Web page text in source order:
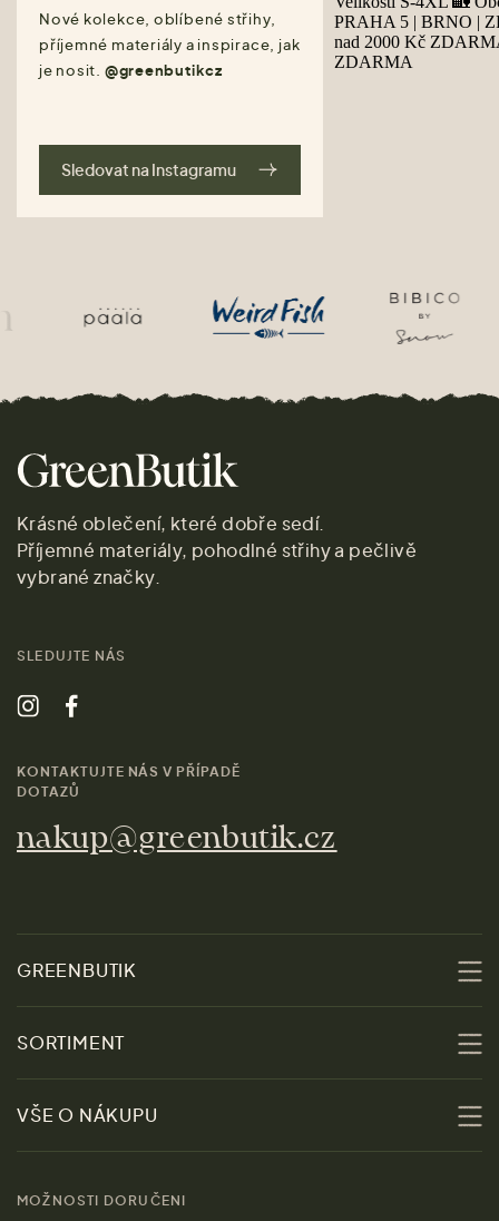
Nové kolekce, oblíbené střihy,
příjemné materiály a inspirace, jak
je nosit. @greenbutikcz
Sledovat na Instagramu
Krásné oblečení, které dobře sedí.
Příjemné materiály, pohodlné střihy a pečlivě
vybrané značky.
SLEDUJTE NÁS
KONTAKTUJTE NÁS V PŘÍPADĚ
DOTAZŮ
nakup@greenbutik.cz
GREENBUTIK
Udržitelnost
Obchody
SORTIMENT
Slevy
Ženy
Muži
VŠE O NÁKUPU
MOŽNOSTI DORUČENI